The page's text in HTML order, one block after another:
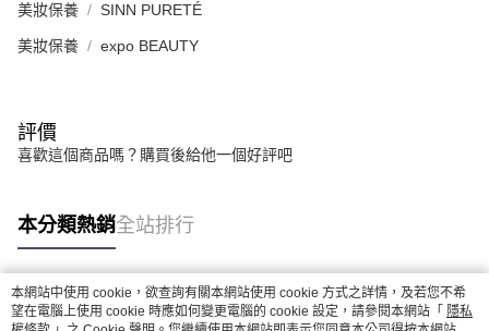
美妝保養 SINN PURETÉ
美妝保養 expo BEAUTY
評價
喜歡這個商品嗎？購買後給他一個好評吧
本分類熱銷全站排行
熱門標籤
本網站中使用 cookie，欲查詢有關本網站使用 cookie 方式之詳情，及若您不希
望在電腦上使用 cookie 時應如何變更電腦的 cookie 設定，請參閱本網站「 隱私